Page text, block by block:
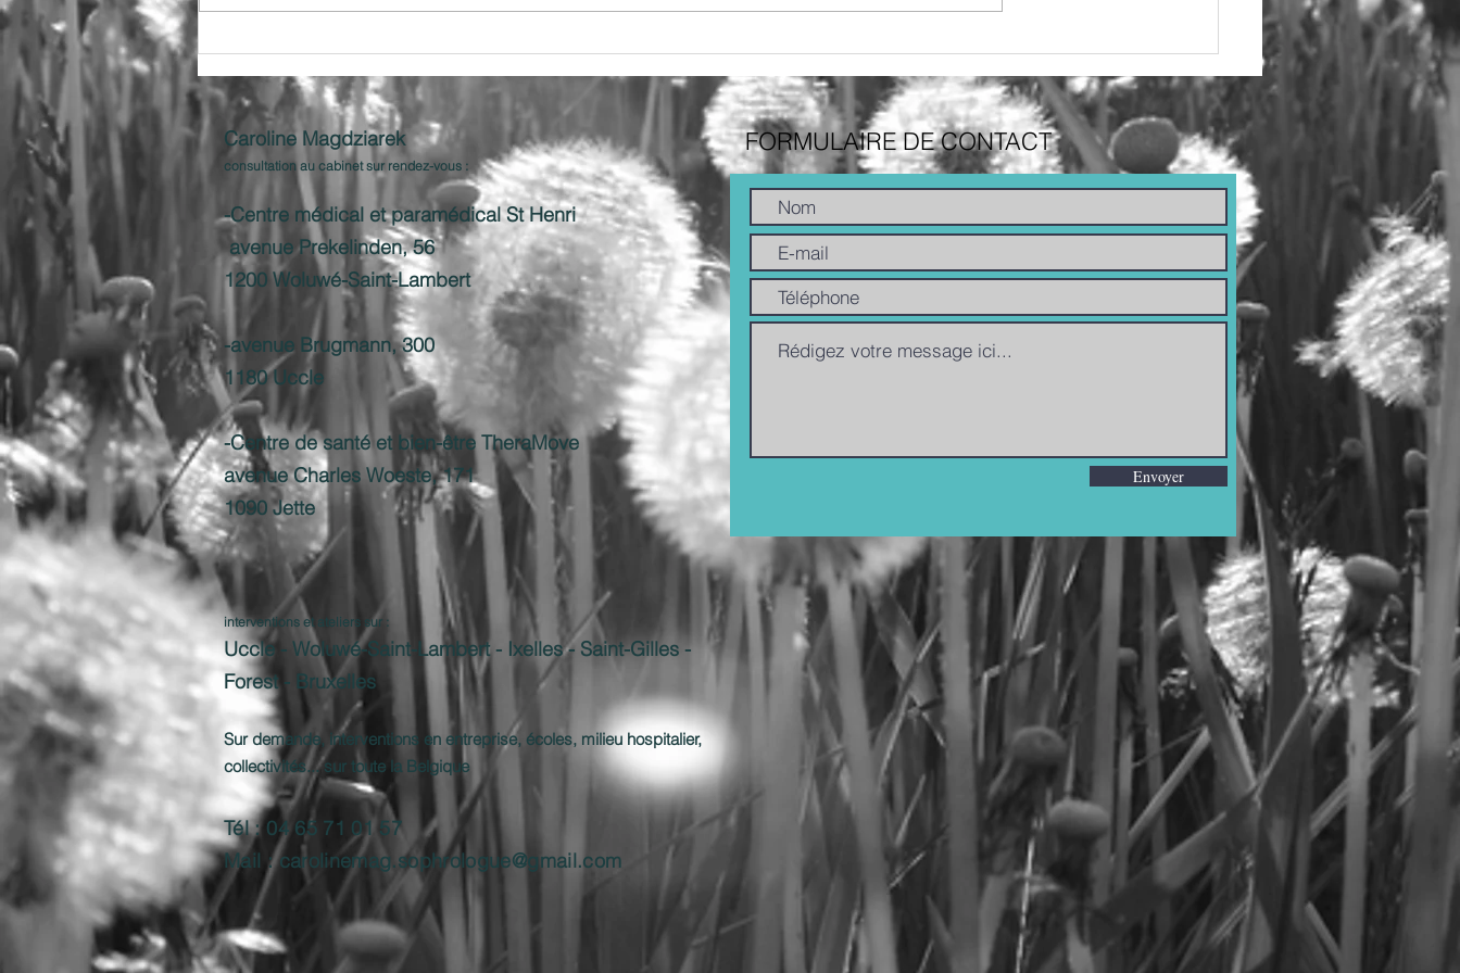
stress-facteur-majeur-d...
Caroline Magdziarek ​
consultation au cabinet sur rendez-vous :
-Centre médical et paramédical St Henri
avenue Prekelinden, 56
1200 Woluwé-Saint-Lambert
-avenue Brugmann, 300
1180 Uccle
-Centre de santé et bien-être TheraMove
avenue Charles Woeste, 171
1090 Jette
interventions et ateliers sur :
Uccle - Woluwé-Saint-Lambert - Ixelles - Saint-Gilles -
Forest - Bruxelles
Sur demande, interventions en entreprise, écoles, milieu hospitalier,
collectivités... sur toute la Belgique
Tél : 04 65 71 01 57
Mail :carolinemag.sophrologue@gmail.com
FORMULAIRE DE CONTACT
Envoyer